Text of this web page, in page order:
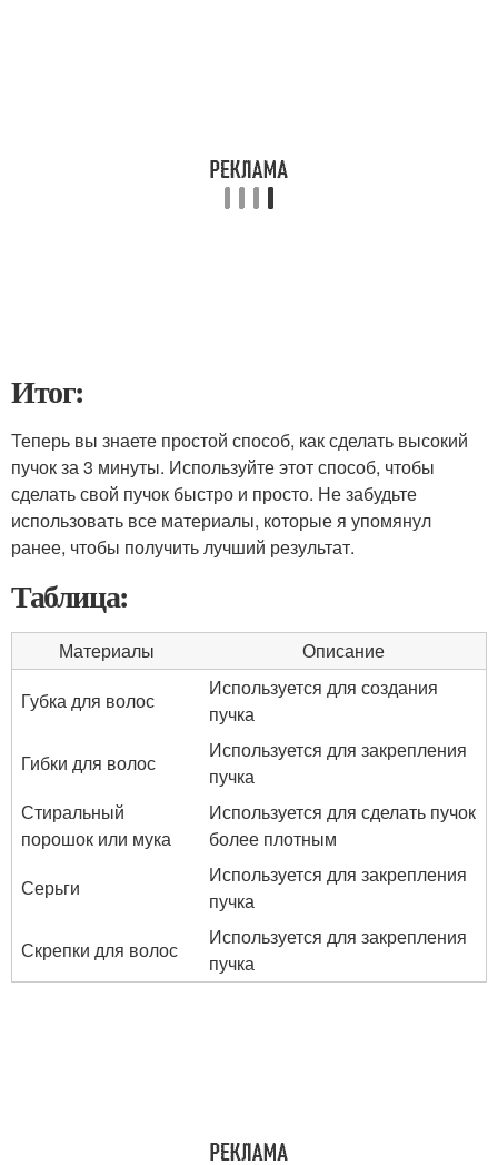
Итог:
Теперь вы знаете простой способ, как сделать высокий
пучок за 3 минуты. Используйте этот способ, чтобы
сделать свой пучок быстро и просто. Не забудьте
использовать все материалы, которые я упомянул
ранее, чтобы получить лучший результат.
Таблица:
Материалы
Описание
Губка для волос
Используется для создания
пучка
Гибки для волос
Используется для закрепления
пучка
Стиральный
порошок или мука
Используется для сделать пучок
более плотным
Серьги
Используется для закрепления
пучка
Скрепки для волос
Используется для закрепления
пучка